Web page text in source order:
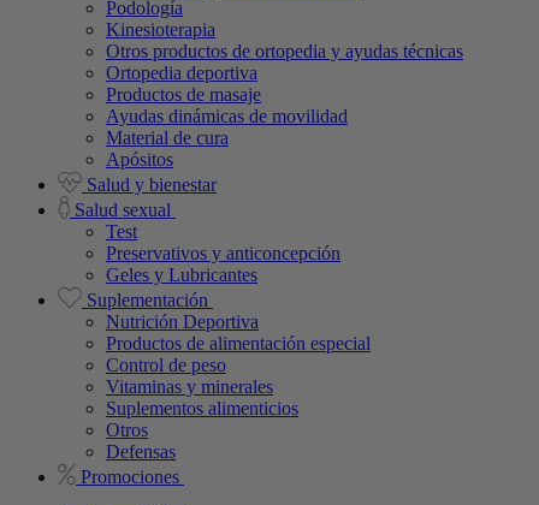
Podología
Kinesioterapia
Otros productos de ortopedia y ayudas técnicas
Ortopedia deportiva
Productos de masaje
Ayudas dinámicas de movilidad
Material de cura
Apósitos
Salud y bienestar
Salud sexual
Test
Preservativos y anticoncepción
Geles y Lubricantes
Suplementación
Nutrición Deportiva
Productos de alimentación especial
Control de peso
Vitaminas y minerales
Suplementos alimenticios
Otros
Defensas
Promociones